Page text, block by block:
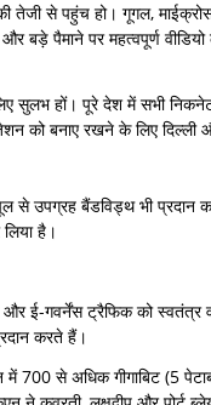
से पहुंच हो। गूगल,
पैमाने पर महत्वपूर्ण
सुलभ हों। पूरे देश में सभी
को बनाए रखने के लिए दिल्ली
से उपग्रह बैंडविड्थ भी
है।
ई-गवर्नेंस ट्रैफिक को
करते हैं।
700 से अधिक गीगाबिट (5